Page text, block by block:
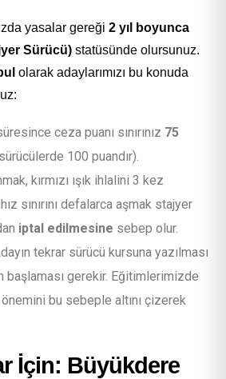
yasalar gereği 2 yıl boyunca
Sürücü) statüsünde olursunuz.
olarak adaylarımızı bu konuda
ceza puanı sınırınız 75
100 puandır).
kırmızı ışık ihlalini 3 kez
sınırını defalarca aşmak stajyer
iptal edilmesine sebep olur.
tekrar sürücü kursuna yazılması
başlaması gerekir. Eğitimlerimizde
önemini bu sebeple altını çizerek
İçin: Büyükdere